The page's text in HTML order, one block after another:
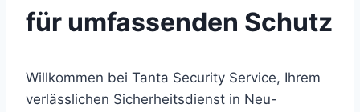
für umfassenden Schutz
Willkommen bei Tanta Security Service, Ihrem
verlässlichen Sicherheitsdienst in Neu-